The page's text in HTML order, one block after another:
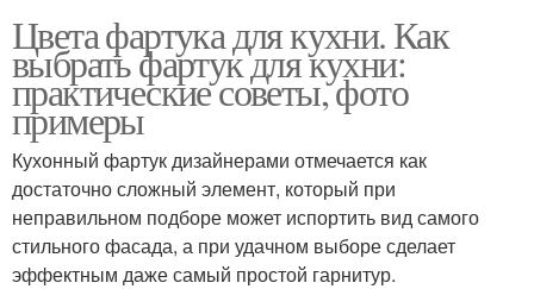
Цвета фартука для кухни. Как
выбрать фартук для кухни:
практические советы, фото
примеры
Кухонный фартук дизайнерами отмечается как
достаточно сложный элемент, который при
неправильном подборе может испортить вид самого
стильного фасада, а при удачном выборе сделает
эффектным даже самый простой гарнитур.